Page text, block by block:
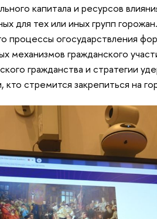
капитала и ресурсов
для тех или иных групп
процессы огосударствления
механизмов гражданского
гражданства и стратегии
стремится закрепиться на